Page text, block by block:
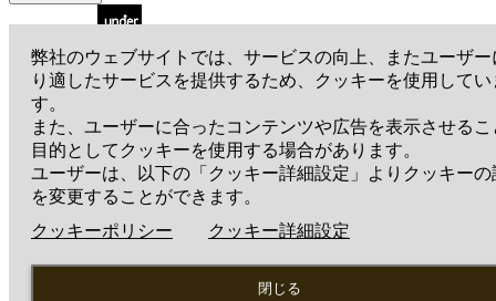
アンダーワークス株式会社
〒105-0001 東京都港区虎ノ門3-19-13 スピリットビル7階
情報セキュリティ基本方針
弊社のウェブサイトでは、サービスの向上、またユーザー
り適したサービスを提供するため、クッキーを使用してい
す。
また、ユーザーに合ったコンテンツや広告を表示させるこ
目的としてクッキーを使用する場合があります。
ユーザーは、以下の「クッキー詳細設定」よりクッキーの
を変更することができます。
クッキーポリシー
クッキー詳細設定
閉じる